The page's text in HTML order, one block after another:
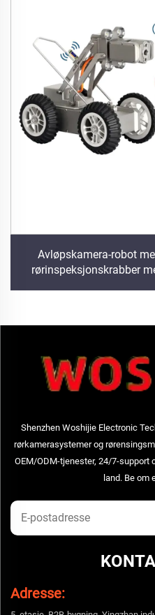
Avløpskamera-robot
rørinspeksjonskrabber
Shenzhen Woshijie Electronic
rørkamerasystemer og
OEM/ODM-tjenester, 24/7-support
land. Be om
Adresse: